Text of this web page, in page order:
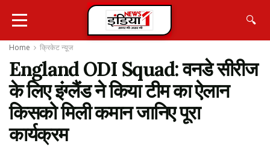
🔍
Home क्रिकेट न्यू़ज
England ODI Squad: वनडे सीरीज
के लिए इंग्लैंड ने किया टीम का ऐलान
किसको मिली कमान जानिए पूरा
कार्यक्रम